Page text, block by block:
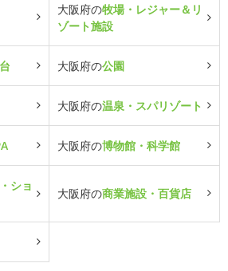
大阪府の牧場・レジャー＆リ
ゾート施設
大阪府の公園
大阪府の温泉・スパリゾート
大阪府の博物館・科学館
ショ
大阪府の商業施設・百貨店